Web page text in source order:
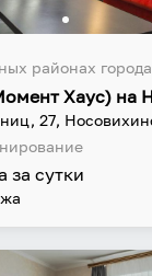
районах города
за сутки